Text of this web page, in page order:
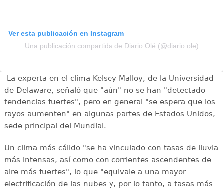
Ver esta publicación en Instagram
Una publicación compartida de Diario Olé (@diario.ole)
La experta en el clima Kelsey Malloy, de la Universidad
de Delaware, señaló que "aún" no se han "detectado
tendencias fuertes", pero en general "se espera que los
rayos aumenten" en algunas partes de Estados Unidos,
sede principal del Mundial.
Un clima más cálido "se ha vinculado con tasas de lluvia
más intensas, así como con corrientes ascendentes de
aire más fuertes", lo que "equivale a una mayor
electrificación de las nubes y, por lo tanto, a tasas más